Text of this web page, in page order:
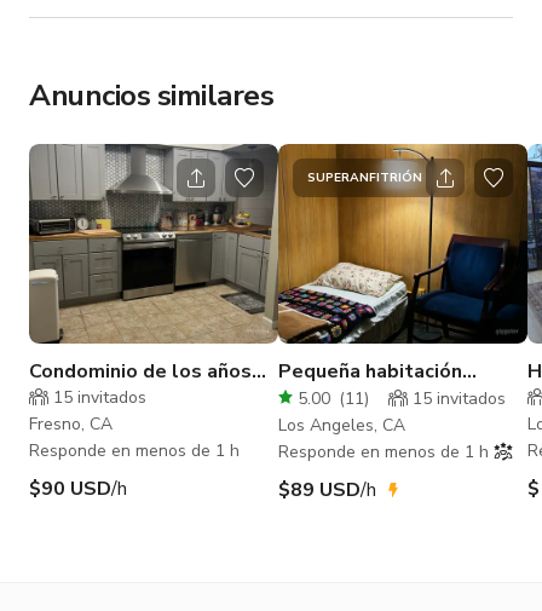
Anuncios similares
Condominio de los años
70 recién renovado
15 invitados
Fresno, CA
Responde en menos de 1 h
$90 USD/h
SUPERANFITRIÓN
Pequeña habitación
vintage, sala de espera,
oficina
5.00 (11) 15 invitados
Los Angeles, CA
Responde en menos de 1 h
$89 USD/h